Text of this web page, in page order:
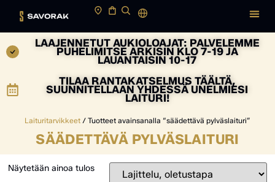
LAAJENNETUT AUKIOLOAJAT: PALVELEMME
PUHELIMITSE ARKISIN KLO 7-19 JA
LAUANTAISIN 10-17
TILAA RANTAKATSELMUS TÄÄLTÄ,
SUUNNITELLAAN YHDESSÄ UNELMIESI
LAITURI!
Laituritarvikkeet / Tuotteet avainsanalla “säädettävä pylväslaituri”
SÄÄDETTÄVÄ PYLVÄSLAITURI
Näytetään ainoa tulos